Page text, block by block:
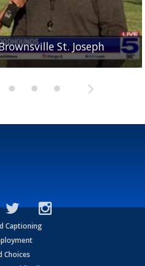
St. Joseph
Joseph Academy
Rattlers
wide receiver
Bearkats
Captioning
Choices